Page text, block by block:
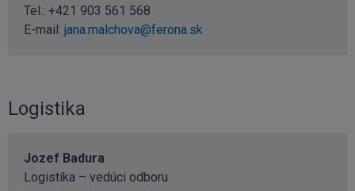
Tel.: +421 903 561 568
E-mail: jana.malchova@ferona.sk
Logistika
Jozef Badura
Logistika – vedúci odboru